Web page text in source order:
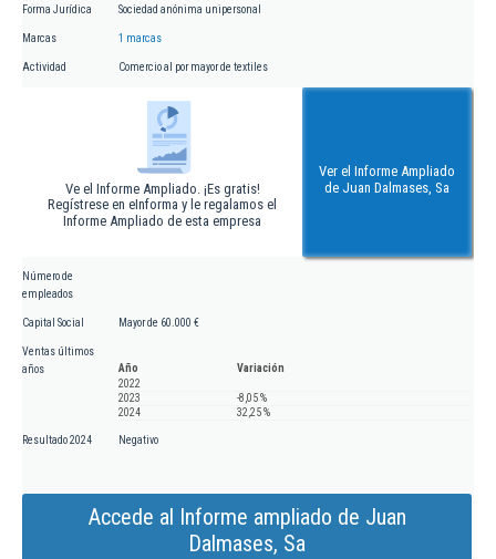
Forma Jurídica Sociedad anónima unipersonal
Marcas 1 marcas
Actividad Comercio al por mayor de textiles
Ve el Informe Ampliado. ¡Es gratis!
Regístrese en eInforma y le regalamos el
Informe Ampliado de esta empresa
Ver el Informe Ampliado
de Juan Dalmases, Sa
Número de
empleados
Capital Social Mayor de 60.000 €
Ventas últimos
años
Año
Variación
2022
2023
-8,05 %
2024
32,25 %
Resultado 2024 Negativo
Accede al Informe ampliado de Juan
Dalmases, Sa